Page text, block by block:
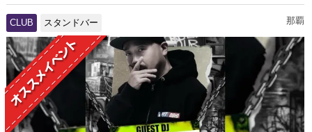
CLUB スタンドバー 那覇